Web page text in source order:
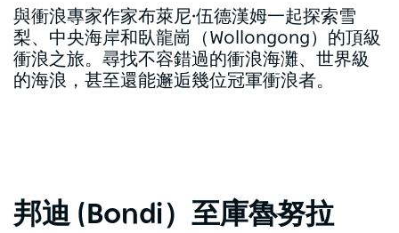
與衝浪專家作家布萊尼·伍德漢姆一起探索雪
梨、中央海岸和臥龍崗（Wollongong）的頂級
衝浪之旅。尋找不容錯過的衝浪海灘、世界級
的海浪，甚至還能邂逅幾位冠軍衝浪者。
邦迪 (Bondi）至庫魯努拉